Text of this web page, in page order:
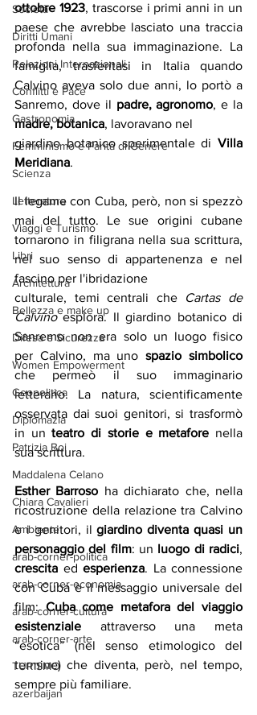
Società
Diritti Umani
Relazioni Internazionali
Conflitti e Pace
Gastronomia
Femminismo e Parità di Genere
Scienza
Letteratura
Viaggi e Turismo
Libri
Architettura
Bellezza e make up
Difesa e Sicurezza
Women Empowerment
Geopolitica
Diplomazia
Patrizia Boi
Maddalena Celano
Chiara Cavalieri
Ambiente
arab-corner-politica
arab-corner-economia
arab-corner-cultura
arab-corner-arte
TURISMO
azerbaijan
ottobre 1923, trascorse i primi anni in un
paese che avrebbe lasciato una traccia
profonda nella sua immaginazione. La
famiglia, trasferitasi in Italia quando
Calvino aveva solo due anni, lo portò a
Sanremo, dove il padre, agronomo
madre, botanica, lavoravano nel
giardino botanico sperimentale di Villa
Meridiana.
Il legame con Cuba, però, non si spezzò
mai del tutto. Le sue origini cubane
tornarono in filigrana nella sua scrittura,
nel suo senso di appartenenza e nel
fascino per l'ibridazione
culturale, temi centrali che Cartas de
Calvino esplora. Il giardino botanico di
Sanremo non era solo un luogo fisico
per Calvino, ma uno spazio simbolico
che permeò il suo immaginario
letterario. La natura, scientificamente
osservata dai suoi genitori, si trasformò
in un teatro di storie e metafore nella
sua scrittura.
Esther Barroso ha dichiarato che, nella
ricostruzione della relazione tra Calvino
e i genitori, il giardino diventa quasi un
personaggio del film: un luogo di radici
crescita ed esperienza. La connessione
con Cuba è il messaggio universale del
film: Cuba come metafora del viaggio
esistenziale attraverso una meta
“esotica” (nel senso etimologico del
termine) che diventa, però, nel tempo,
sempre più familiare.